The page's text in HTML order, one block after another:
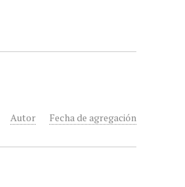
Autor Fecha de agregación